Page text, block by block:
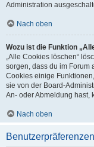
Administration
Nach oben
Wozu ist die Funktion
„Alle Cookies löschen“
sorgen, dass du im Forum
Cookies einige
sie von der Board-
An- oder Abmeldung hast,
Nach oben